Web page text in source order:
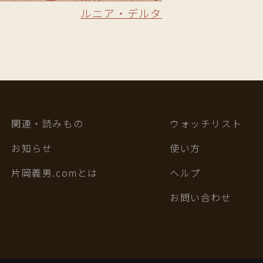
ルニア・デルタ
関連・読みもの
お知らせ
片岡義男.comとは
ウォッチリスト
使い方
ヘルプ
お問い合わせ